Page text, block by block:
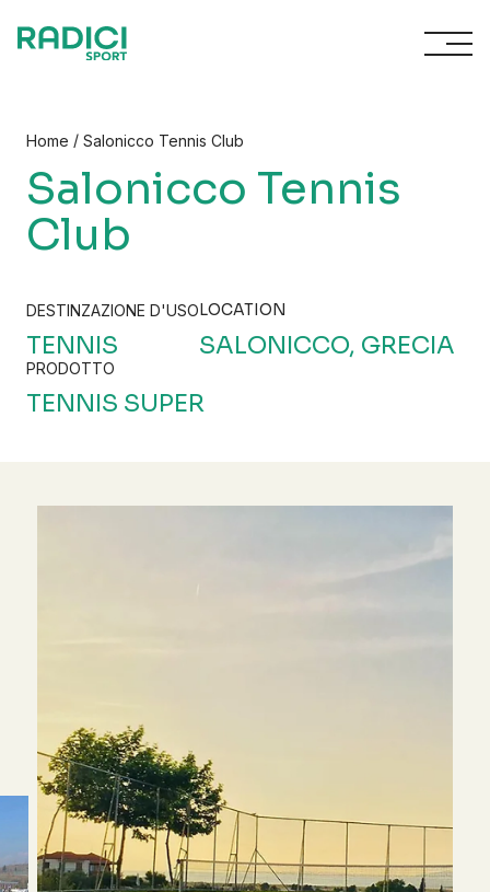
Home / Salonicco Tennis Club
Salonicco Tennis
Club
DESTINZAZIONE D'USO
TENNIS
LOCATION
SALONICCO, GRECIA
PRODOTTO
TENNIS SUPER